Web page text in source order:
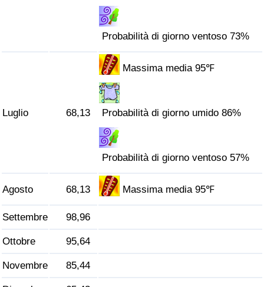
Probabilità di giorno ventoso 73%
Luglio 68,13
Massima media 95℉
Probabilità di giorno umido 86%
Probabilità di giorno ventoso 57%
Agosto 68,13 Massima media 95℉
Settembre 98,96
Ottobre 95,64
Novembre 85,44